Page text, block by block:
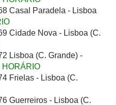
Casal Paradela - Lisboa
Cidade Nova - Lisboa (C.
Lisboa (C. Grande) -
HORÁRIO
Frielas - Lisboa (C.
Guerreiros - Lisboa (C.